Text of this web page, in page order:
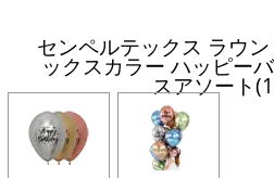
センペルテックス ラウ
ックスカラー ハッピー
スアソート